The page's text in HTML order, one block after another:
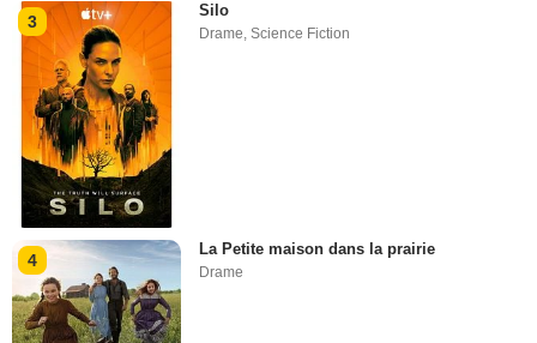
3
Silo
Drame,Science Fiction
4
La Petite maison dans la prairie
Drame